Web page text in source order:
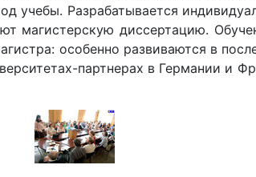
учебы. Разрабатывается
магистерскую диссертацию.
особенно развиваются в
партнерах в Германии и